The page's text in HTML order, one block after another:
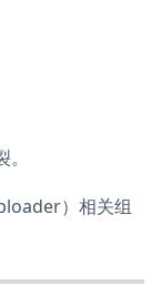
）相关组